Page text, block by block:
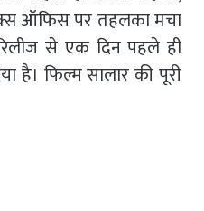
ऑफिस पर तहलका मचा
से एक दिन पहले ही
है। फिल्म सालार की पूरी